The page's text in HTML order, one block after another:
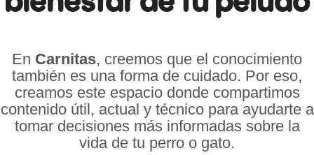
En Carnitas, creemos que el conocimiento
también es una forma de cuidado. Por eso,
creamos este espacio donde compartimos
contenido útil, actual y técnico para ayudarte a
tomar decisiones más informadas sobre la
vida de tu perro o gato.